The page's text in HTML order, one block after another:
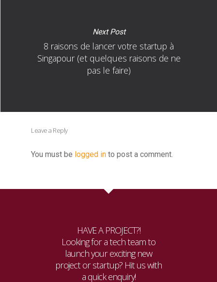
Next Post
8 raisons de lancer votre startup à
Singapour (et quelques raisons de ne
pas le faire)
Leave a Reply
You must be logged in to post a comment.
HAVE A PROJECT?!
Looking for a tech team to
launch your exciting new
project or startup? Hit us with
a quick enquiry!